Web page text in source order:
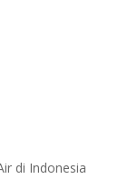
di Indonesia